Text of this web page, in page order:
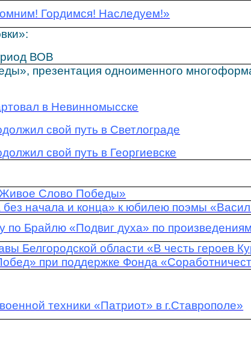
Гордимся! Наследуем!»
ВОВ
презентация одноименного
в Невинномысске
свой путь в Светлограде
свой путь в Георгиевске
Слово Победы»
начала и конца» к юбилею поэмы
по Брайлю «Подвиг духа» по
Белгородской области «В честь героев
при поддержке Фонда
техники «Патриот» в г.Ставрополе»